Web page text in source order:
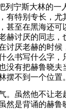
列宁斯大林的一
有特别专长，
甚至在黑海还
赫讨厌的同志，
讨厌老赫的时
么书写什么字
没有把赫鲁晓
摆不到一个位置。
。虽然他不让
然是背诵的赫鲁